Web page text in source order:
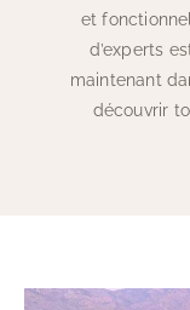
et
d’experts
maintenant
découvrir